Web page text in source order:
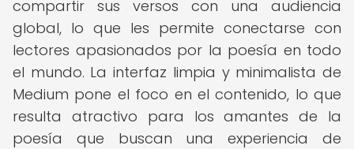
compartir sus versos con una audiencia
global, lo que les permite conectarse con
lectores apasionados por la poesía en todo
el mundo. La interfaz limpia y minimalista de
Medium pone el foco en el contenido, lo que
resulta atractivo para los amantes de la
poesía que buscan una experiencia de